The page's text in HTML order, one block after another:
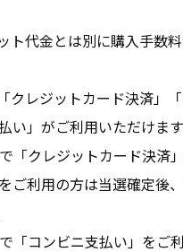
ト代金とは別に購入手数
クレジットカード決済」
い」がご利用いただけます
「クレジットカード決済
ご利用の方は当選確定後
「コンビニ支払い」をご